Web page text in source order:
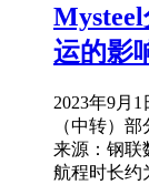
运的影
2023年9月
（中转）
来源：钢联
航程时长约